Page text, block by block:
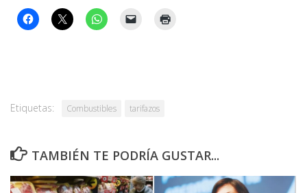
Etiquetas: Combustibles tarifazos
TAMBIÉN TE PODRÍA GUSTAR...